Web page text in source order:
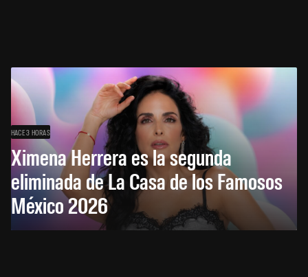
HACE 3 HORAS
Ximena Herrera es la segunda
eliminada de La Casa de los Famosos
México 2026